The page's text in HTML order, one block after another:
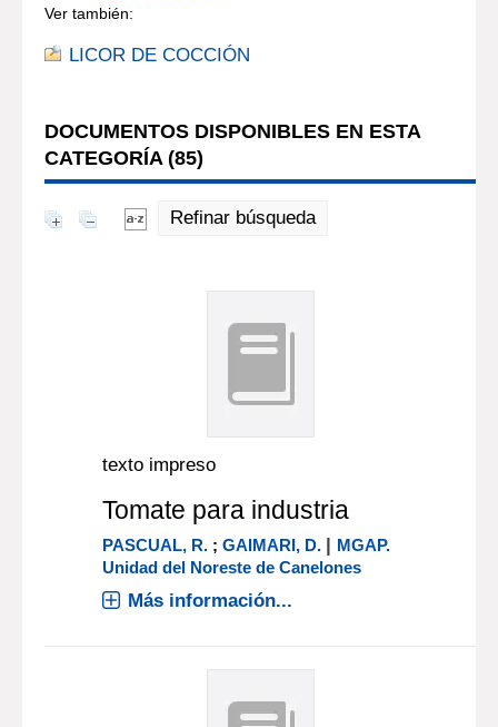
Ver también:
LICOR DE COCCIÓN
DOCUMENTOS DISPONIBLES EN ESTA
CATEGORÍA (85)
Refinar búsqueda
texto impreso
Tomate para industria
PASCUAL, R. ;GAIMARI, D. | MGAP.
Unidad del Noreste de Canelones
Más información...